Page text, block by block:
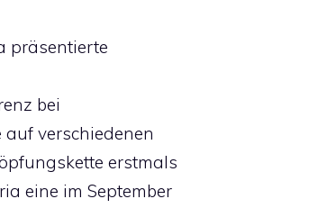
präsentierte
bei
verschiedenen
erstmals
eine im September